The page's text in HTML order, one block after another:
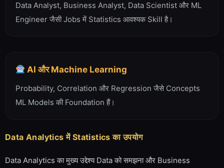
Data Analyst, Business Analyst, Data Scientist और ML
Engineer जैसी Jobs में Statistics आवश्यक Skill है।
AI और Machine Learning
Probability, Correlation और Regression जैसे Concepts
ML Models की Foundation हैं।
Data Analytics में Statistics का उपयोग
Data Analytics का मुख्य उद्देश्य Data को समझना और Business